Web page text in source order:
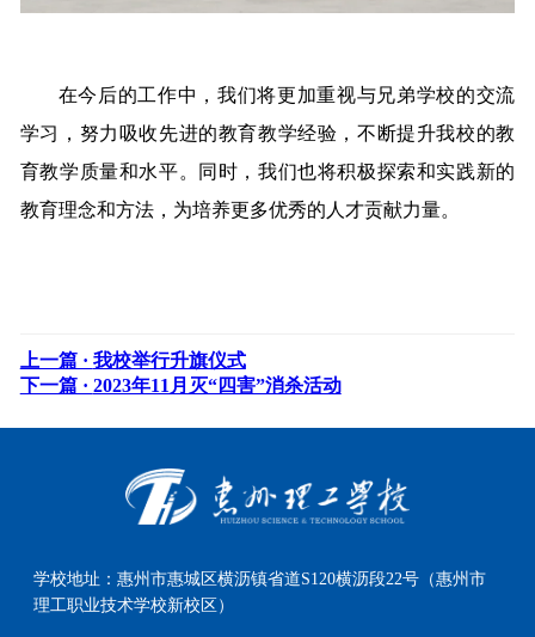
在今后的工作中，我们将更加重视与兄弟学校的交流
学习，努力吸收先进的教育教学经验，不断提升我校的教
育教学质量和水平。同时，我们也将积极探索和实践新的
教育理念和方法，为培养更多优秀的人才贡献力量。
上一篇 · 我校举行升旗仪式
下一篇 · 2023年11月灭“四害”消杀活动
学校地址：惠州市惠城区横沥镇省道S120横沥段22号（惠州市
理工职业技术学校新校区）